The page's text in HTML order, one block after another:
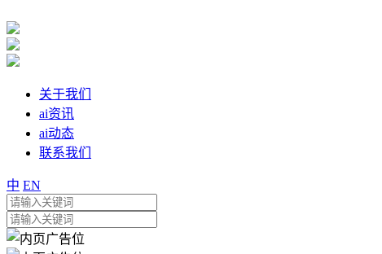
关于我们
ai资讯
ai动态
联系我们
中 EN